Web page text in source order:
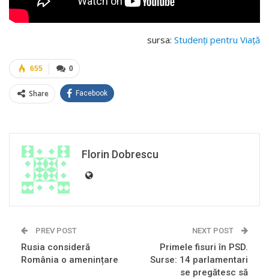
sursa: Studenți pentru Viață
0
655
Share Facebook
Florin Dobrescu
PREV POST
Rusia consideră
România o amenințare
NEXT POST
Primele fisuri în PSD.
Surse: 14 parlamentari
se pregătesc să